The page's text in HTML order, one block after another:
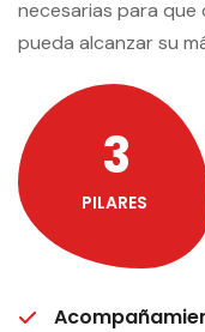
necesarias para que
pueda alcanzar su
3
PILARES